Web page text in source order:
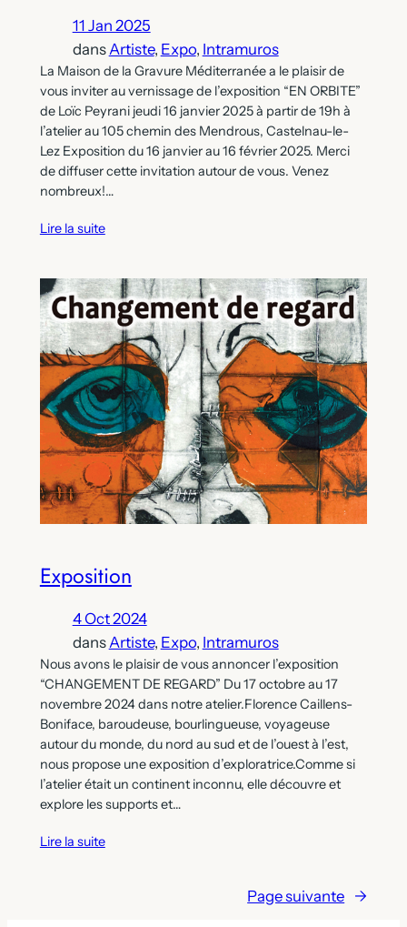
11 Jan 2025
dansArtiste, Expo, Intramuros
La Maison de la Gravure Méditerranée a le plaisir de
vous inviter au vernissage de l’exposition “EN ORBITE”
de Loïc Peyrani jeudi 16 janvier 2025 à partir de 19h à
l’atelier au 105 chemin des Mendrous, Castelnau-le-
Lez Exposition du 16 janvier au 16 février 2025. Merci
de diffuser cette invitation autour de vous. Venez
nombreux!…
Lire la suite
Exposition
4 Oct 2024
dans Artiste, Expo, Intramuros
Nous avons le plaisir de vous annoncer l’exposition
“CHANGEMENT DE REGARD” Du 17 octobre au 17
novembre 2024 dans notre atelier.Florence Caillens-
Boniface, baroudeuse, bourlingueuse, voyageuse
autour du monde, du nord au sud et de l’ouest à l’est,
nous propose une exposition d’exploratrice.Comme si
l’atelier était un continent inconnu, elle découvre et
explore les supports et…
Lire la suite
Page suivante →